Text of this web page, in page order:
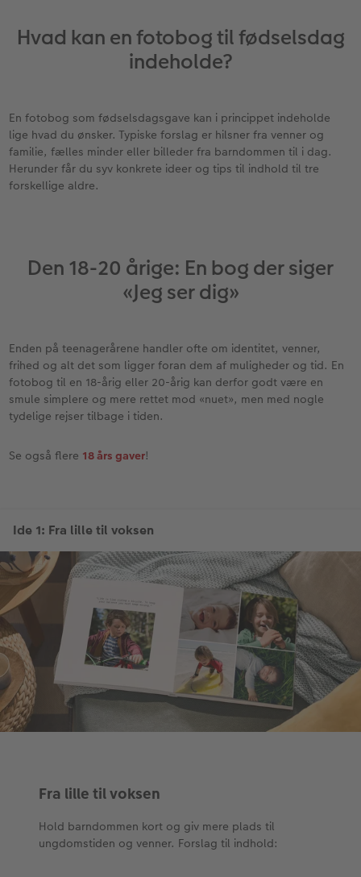
Hvad kan en fotobog til fødselsdag
indeholde?
En fotobog som fødselsdagsgave kan i princippet indeholde
lige hvad du ønsker. Typiske forslag er hilsner fra venner og
familie, fælles minder eller billeder fra barndommen til i dag.
Herunder får du syv konkrete ideer og tips til indhold til tre
forskellige aldre.
Den 18-20 årige: En bog der siger
«Jeg ser dig»
Enden på teenagerårene handler ofte om identitet, venner,
frihed og alt det som ligger foran dem af muligheder og tid. En
fotobog til en 18-årig eller 20-årig kan derfor godt være en
smule simplere og mere rettet mod «nuet», men med nogle
tydelige rejser tilbage i tiden.
Se også flere 18 års gaver!